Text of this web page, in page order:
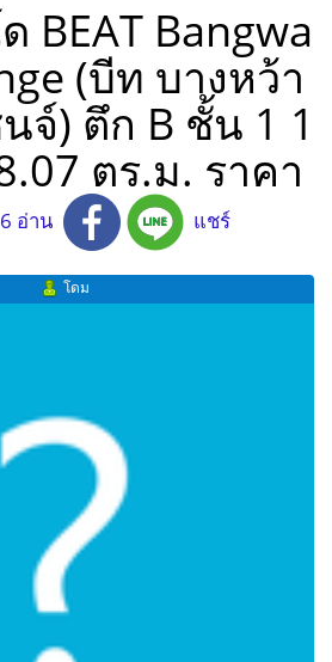
BEAT Bangwa
(บีท บางหว้า
จ์) ตึก B ชั้น 1 1
ตร.ม. ราคา
อ่าน แชร์
โดม